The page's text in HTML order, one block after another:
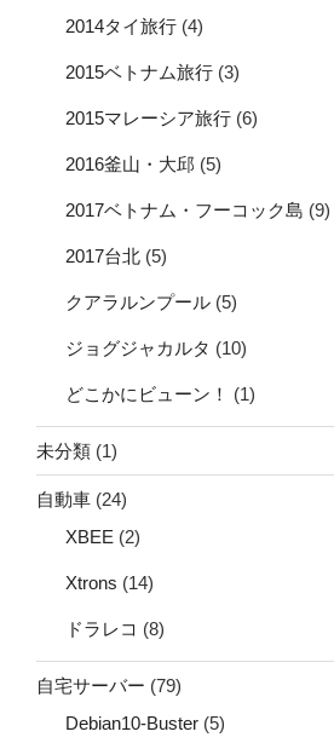
2014タイ旅行 (4)
2015ベトナム旅行 (3)
2015マレーシア旅行 (6)
2016釜山・大邱 (5)
2017ベトナム・フーコック島 (9)
2017台北 (5)
クアラルンプール (5)
ジョグジャカルタ (10)
どこかにビューン！ (1)
未分類 (1)
自動車 (24)
XBEE (2)
Xtrons (14)
ドラレコ (8)
自宅サーバー (79)
Debian10-Buster (5)